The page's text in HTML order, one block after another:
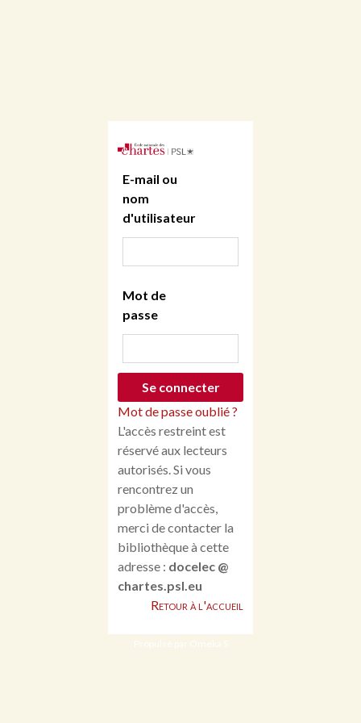
E-mail ou
nom
d'utilisateur
Mot de
passe
Mot de passe oublié ?
L'accès restreint est
réservé aux lecteurs
autorisés. Si vous
rencontrez un
problème d'accès,
merci de contacter la
bibliothèque à cette
adresse : docelec @
chartes.psl.eu
Retour à l'accueil
Propulsé par Omeka S